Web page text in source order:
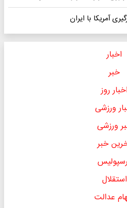
آمریکا با ایران
اخبار
خبر
اخبار روز
ورزشی
ورزشی
خبر
استقلال
عدالت